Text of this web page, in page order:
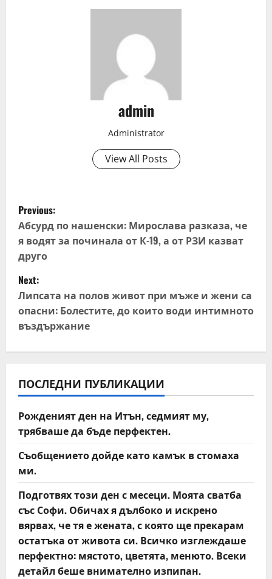
admin
Administrator
View All Posts
P
o
s
t
n
a
v
i
g
a
t
i
o
n
Previous:
Абсурд по нашенски: Мирослава разказа, че
я водят за починала от К-19, а от РЗИ казват
друго
Next:
Липсата на полов живот при мъже и жени са
опасни: Болестите, до които води интимното
въздържание
ПОСЛЕДНИ ПУБЛИКАЦИИ
Рожденият ден на Итън, седмият му,
трябваше да бъде перфектен.
Съобщението дойде като камък в стомаха
ми.
Подготвях този ден с месеци. Моята сватба
със Софи. Обичах я дълбоко и искрено
вярвах, че тя е жената, с която ще прекарам
остатъка от живота си. Всичко изглеждаше
перфектно: мястото, цветята, менюто. Всеки
детайл беше внимателно изпипан.